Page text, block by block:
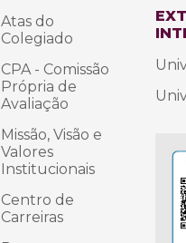
Atas do
Colegiado
CPA - Comissão
Própria de
Avaliação
Missão, Visão e
Valores
Institucionais
Centro de
Carreiras